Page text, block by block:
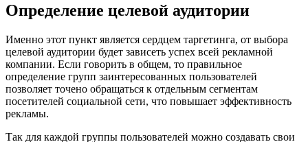
Определение целевой аудитории
Именно этот пункт является сердцем таргетинга, от выбора
целевой аудитории будет зависеть успех всей рекламной
компании. Если говорить в общем, то правильное
определение групп заинтересованных пользователей
позволяет точено обращаться к отдельным сегментам
посетителей социальной сети, что повышает эффективность
рекламы.
Так для каждой группы пользователей можно создавать свои